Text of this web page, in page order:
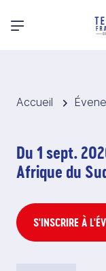
Menu principal
Accueil
Du 1 sept.
Afrique du
S'INSCRIRE À